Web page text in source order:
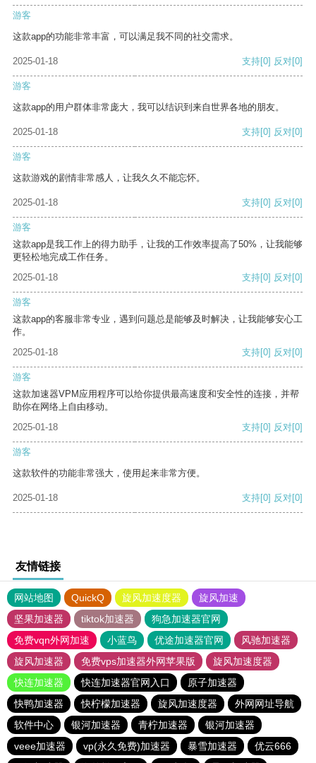
游客
这款app的功能非常丰富，可以满足我不同的社交需求。
2025-01-18 支持[0] 反对[0]
游客
这款app的用户群体非常庞大，我可以结识到来自世界各地的朋友。
2025-01-18 支持[0] 反对[0]
游客
这款游戏的剧情非常感人，让我久久不能忘怀。
2025-01-18 支持[0] 反对[0]
游客
这款app是我工作上的得力助手，让我的工作效率提高了50%，让我能够
更轻松地完成工作任务。
2025-01-18
支持[0] 反对[0]
游客
这款app的客服非常专业，遇到问题总是能够及时解决，让我能够安心工
作。
2025-01-18
支持[0] 反对[0]
游客
这款加速器VPM应用程序可以给你提供最高速度和安全性的连接，并帮
助你在网络上自由移动。
2025-01-18
支持[0] 反对[0]
游客
这款软件的功能非常强大，使用起来非常方便。
2025-01-18 支持[0] 反对[0]
友情链接
网站地图 QuickQ 旋风加速度器
旋风加速
坚果加速器
tiktok加速器
狗急加速器官网
免费vqn外网加速
小蓝鸟 优途加速器官网
风驰加速器
旋风加速器
免费vps加速器外网苹果版
旋风加速度器
快连加速器
快连加速器官网入口
原子加速器
快鸭加速器
快柠檬加速器 旋风加速度器
外网网址导航
软件中心
银河加速器 青柠加速器
银河加速器
veee加速器
vp(永久免费)加速器 暴雪加速器
优云666